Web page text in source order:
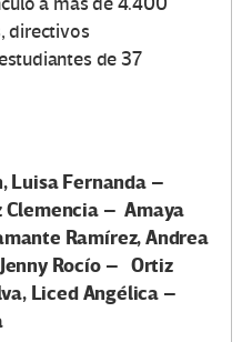
directivos
de 37
Fernanda –
Clemencia – Amaya
Ramírez, Andrea
Rocío – Ortiz
Liced Angélica –